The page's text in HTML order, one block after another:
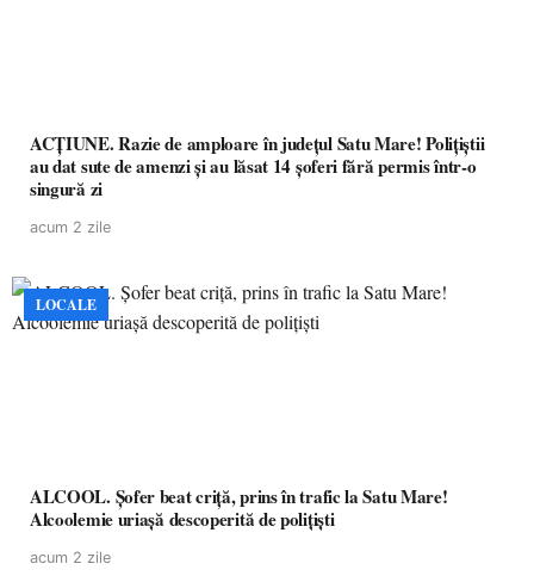
ACȚIUNE. Razie de amploare în județul Satu Mare! Polițiștii
au dat sute de amenzi și au lăsat 14 șoferi fără permis într-o
singură zi
acum 2 zile
LOCALE
ALCOOL. Șofer beat criță, prins în trafic la Satu Mare!
Alcoolemie uriașă descoperită de polițiști
acum 2 zile